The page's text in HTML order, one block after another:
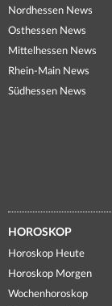
Nordhessen News
Osthessen News
Mittelhessen News
Rhein-Main News
Südhessen News
HOROSKOP
Horoskop Heute
Horoskop Morgen
Wochenhoroskop